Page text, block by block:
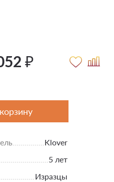
₽
Klover
5 лет
Изразцы